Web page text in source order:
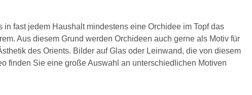
fast jedem Haushalt mindestens eine Orchidee im Topf das
Aus diesem Grund werden Orchideen auch gerne als Motiv für
des Orients. Bilder auf Glas oder Leinwand, die von diesem
finden Sie eine große Auswahl an unterschiedlichen Motiven